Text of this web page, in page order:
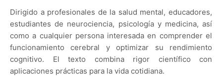
Dirigido a profesionales de la salud mental, educadores,
estudiantes de neurociencia, psicología y medicina, así
como a cualquier persona interesada en comprender el
funcionamiento cerebral y optimizar su rendimiento
cognitivo. El texto combina rigor científico con
aplicaciones prácticas para la vida cotidiana.